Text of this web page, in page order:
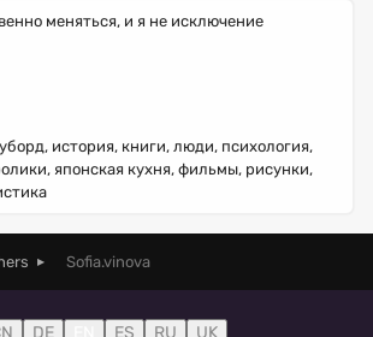
меняться, и я не исключение
история, книги, люди, психология,
японская кухня, фильмы, рисунки,
Sofia.vinova
DE ES RU UK